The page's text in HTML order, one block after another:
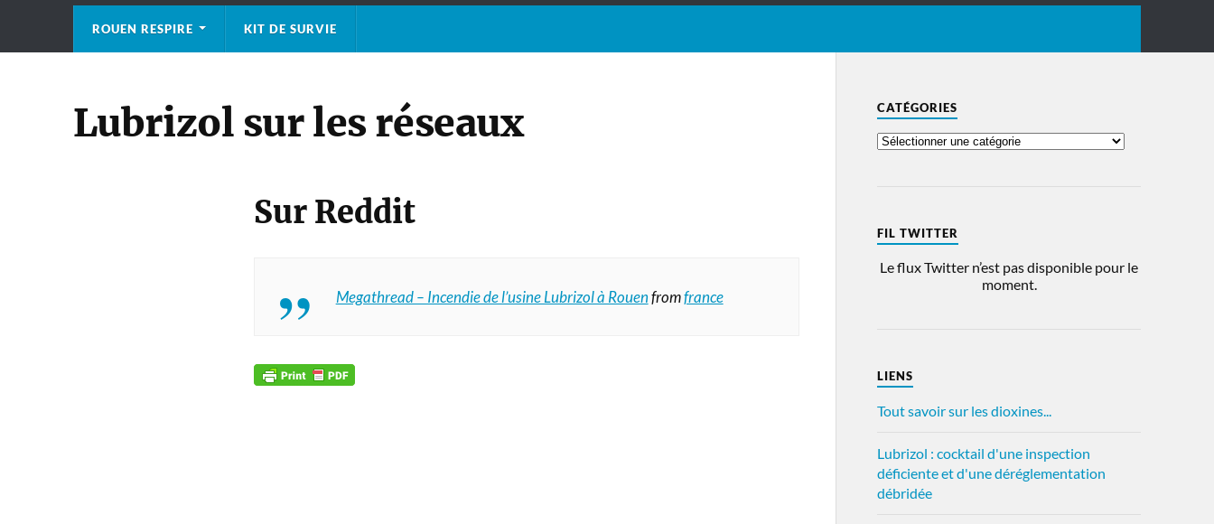
ROUEN RESPIRE KIT DE SURVIE
Lubrizol sur les réseaux
Sur Reddit
Megathread – Incendie de l’usine Lubrizol à Rouenfromfrance
CATÉGORIES
FIL TWITTER
Le flux Twitter n’est pas disponible pour le
moment.
LIENS
Tout savoir sur les dioxines...
Lubrizol : cocktail d'une inspection
déficiente et d'une déréglementation
débridée